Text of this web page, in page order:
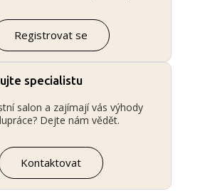
Registrovat se
specialistu
salon a zajímají vás výhody
Dejte nám vědět.
Kontaktovat